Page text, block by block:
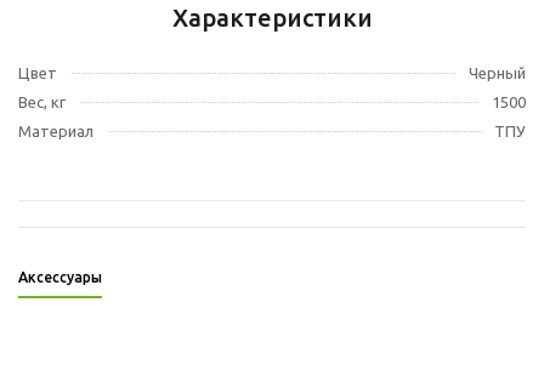
Характеристики
Цвет
Черный
Вес, кг
1500
Материал
ТПУ
Аксессуары